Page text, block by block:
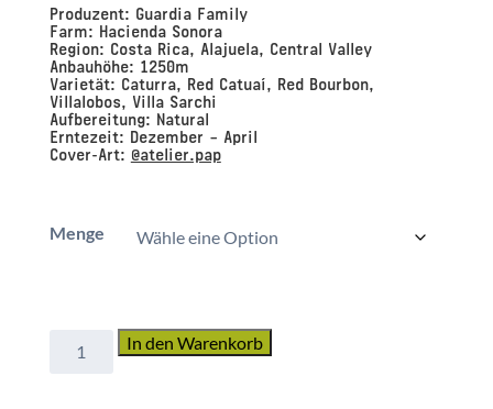
Produzent: Guardia Family
Farm: Hacienda Sonora
Region: Costa Rica, Alajuela, Central Valley
Anbauhöhe: 1250m
Varietät: Caturra, Red Catuaí, Red Bourbon,
Villalobos, Villa Sarchi
Aufbereitung: Natural
Erntezeit: Dezember – April
Cover-Art: @atelier.pap
Menge
In den Warenkorb